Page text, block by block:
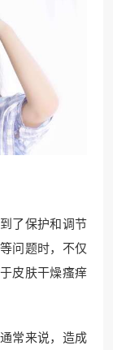
了保护和调节
问题时，不仅
皮肤干燥瘙痒
常来说，造成